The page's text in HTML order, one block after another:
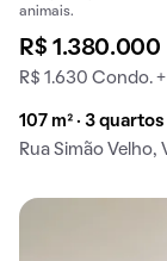
animais.
R$ 1.380.000
R$ 1.630 Condo. +
107 m² · 3 quartos
Rua Simão Velho,